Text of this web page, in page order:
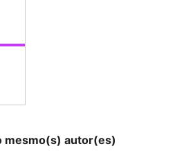
mesmo(s) autor(es)